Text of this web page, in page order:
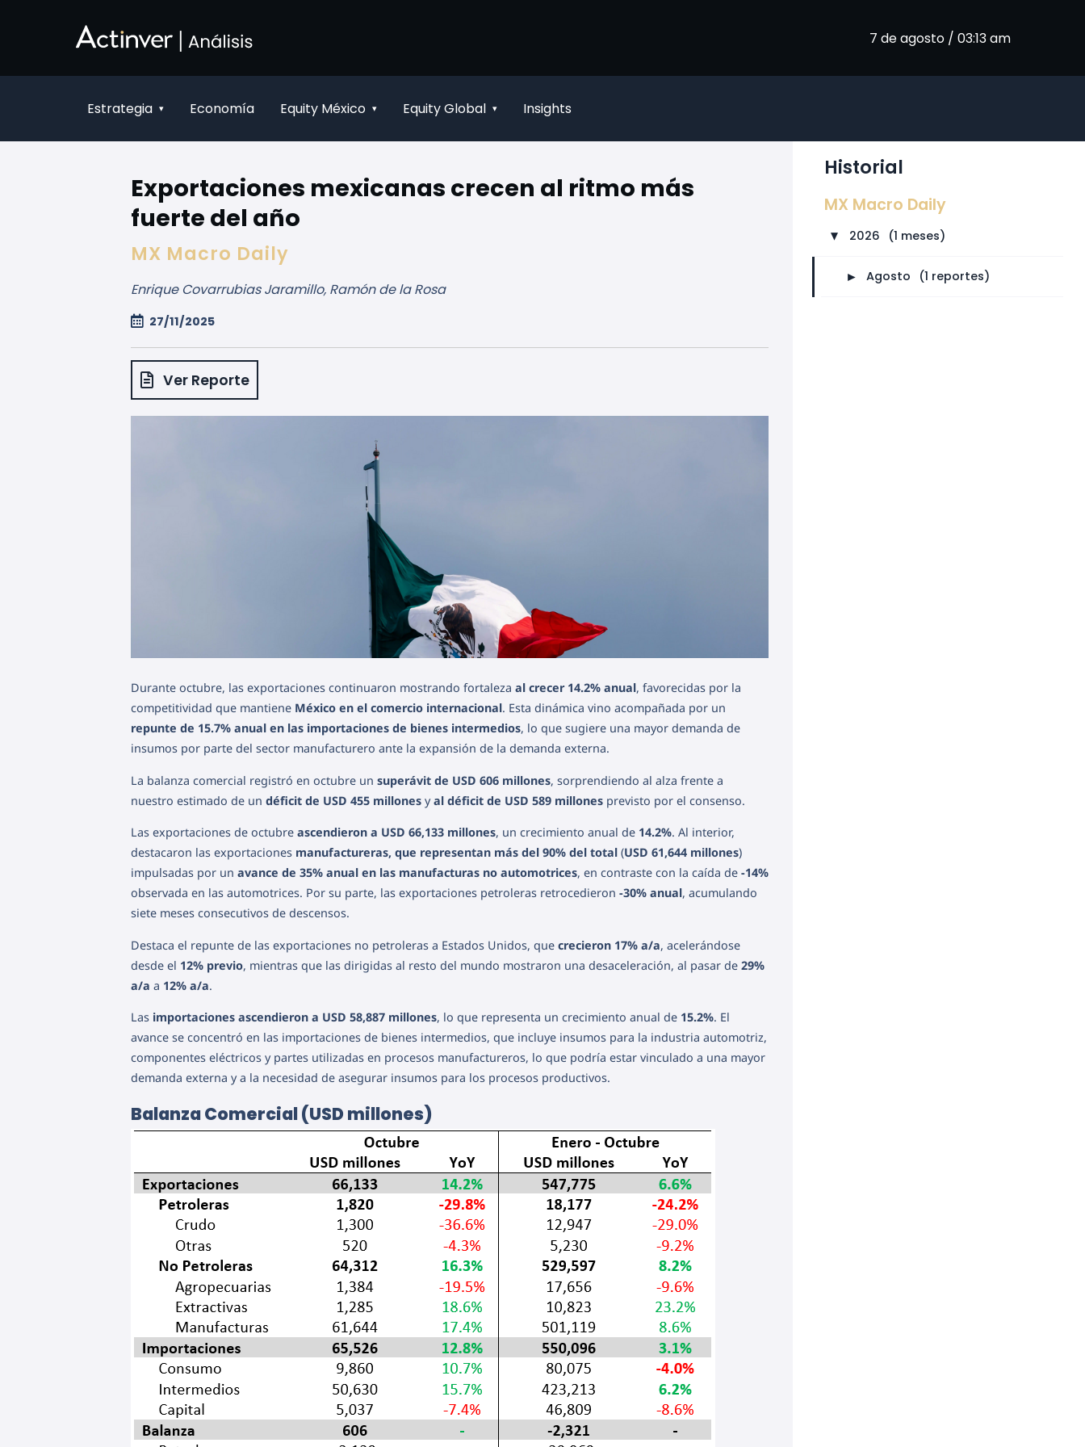
7 de agosto / 03:13 am
Estrategia ▾ Economía Equity México ▾ Equity Global ▾ Insights
Exportaciones mexicanas crecen al ritmo más
fuerte del año
MX Macro Daily
Enrique Covarrubias Jaramillo, Ramón de la Rosa
27/11/2025
Ver Reporte
Durante octubre, las exportaciones continuaron mostrando fortaleza al crecer 14.2% anual, favorecidas por la
competitividad que mantiene México en el comercio internacional. Esta dinámica vino acompañada por un
repunte de 15.7% anual en las importaciones de bienes intermedios, lo que sugiere una mayor demanda de
insumos por parte del sector manufacturero ante la expansión de la demanda externa.
La balanza comercial registró en octubre un superávit de USD 606 millones, sorprendiendo al alza frente a
nuestro estimado de un déficit de USD 455 millones yal déficit de USD 589 millones previsto por el consenso.
Las exportaciones de octubre ascendieron a USD 66,133 millones, un crecimiento anual de 14.2%. Al interior,
destacaron las exportaciones manufactureras, que representan más del 90% del total (USD 61,644 millones)
impulsadas por un avance de 35% anual en las manufacturas no automotrices, en contraste con la caída de -14%
observada en las automotrices. Por su parte, las exportaciones petroleras retrocedieron -30% anual, acumulando
siete meses consecutivos de descensos.
Destaca el repunte de las exportaciones no petroleras a Estados Unidos, que crecieron 17% a/a, acelerándose
desde el 12% previo, mientras que las dirigidas al resto del mundo mostraron una desaceleración, al pasar de 29%
a/a a 12% a/a.
Las importaciones ascendieron a USD 58,887 millones, lo que representa un crecimiento anual de 15.2%. El
avance se concentró en las importaciones de bienes intermedios, que incluye insumos para la industria automotriz,
componentes eléctricos y partes utilizadas en procesos manufactureros, lo que podría estar vinculado a una mayor
demanda externa y a la necesidad de asegurar insumos para los procesos productivos.
Balanza Comercial (USD millones)
Historial
MX Macro Daily
► 2026 (1 meses)
► Agosto (1 reportes)